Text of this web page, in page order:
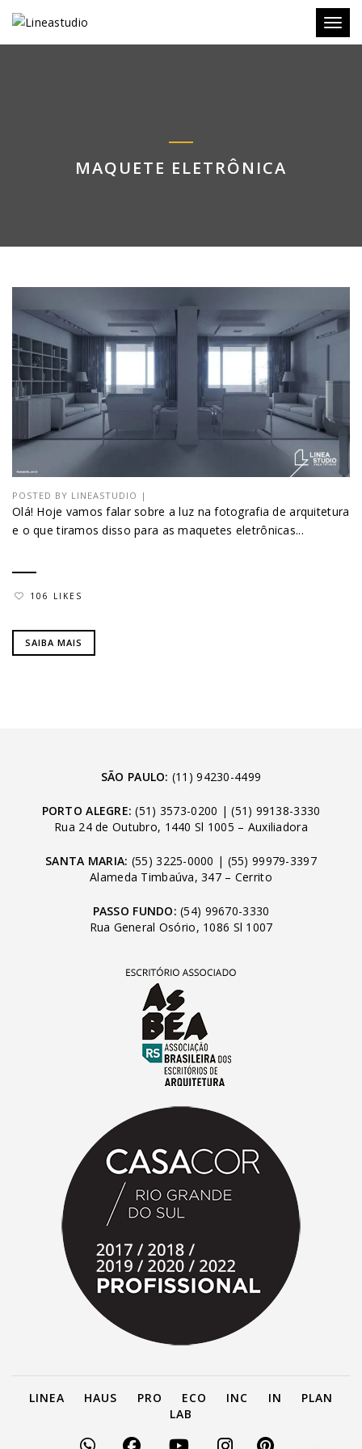
MAQUETE ELETRÔNICA
POSTED BY LINEASTUDIO |
Olá! Hoje vamos falar sobre a luz na fotografia de arquitetura
e o que tiramos disso para as maquetes eletrônicas...
106 LIKES
SAIBA MAIS
SÃO PAULO: (11) 94230-4499
PORTO ALEGRE: (51) 3573-0200 |(51) 99138-3330
Rua 24 de Outubro, 1440 Sl 1005 – Auxiliadora
SANTA MARIA: (55) 3225-0000 | (55) 99979-3397
Alameda Timbaúva, 347 – Cerrito
PASSO FUNDO: (54) 99670-3330
Rua General Osório, 1086 Sl 1007
LINEA HAUS PRO ECO INC IN
PLAN
LAB